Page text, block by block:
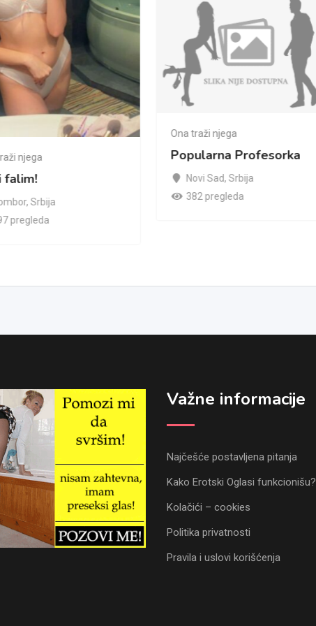
njega
falim!
, Srbija
pregleda
Ona traži njega
Popularna Profesorka
Novi Sad, Srbija
382 pregleda
Važne informacije
Najčešće postavljena pitanja
Kako Erotski Oglasi funkcionišu?
Kolačići – cookies
Politika privatnosti
Pravila i uslovi korišćenja